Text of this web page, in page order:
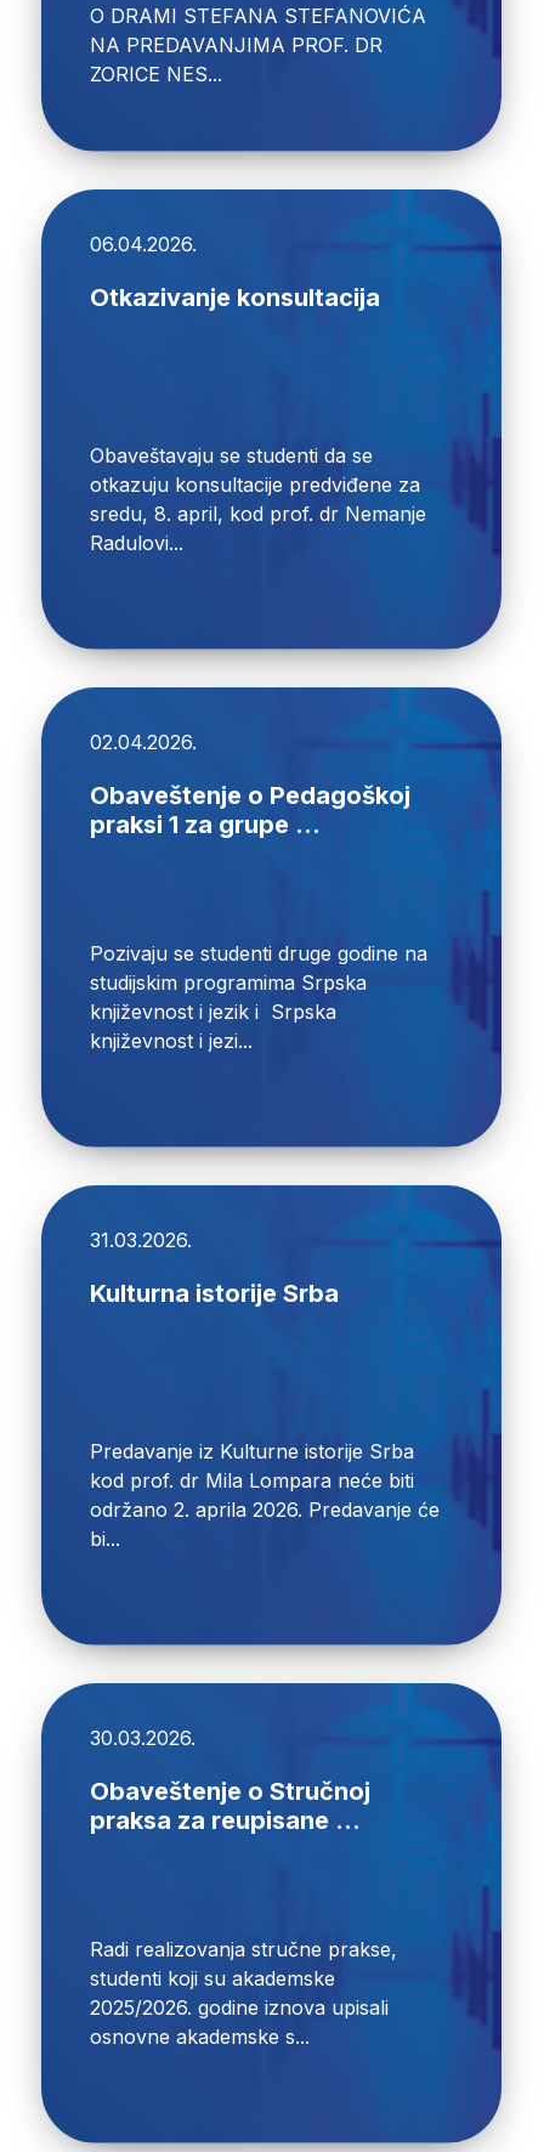
O DRAMI STEFANA STEFANOVIĆA
NA PREDAVANJIMA PROF. DR
ZORICE NES...
06.04.2026.
Otkazivanje konsultacija
Obaveštavaju se studenti da se
otkazuju konsultacije predviđene za
sredu, 8. april, kod prof. dr Nemanje
Radulovi...
02.04.2026.
Obaveštenje o Pedagoškoj
praksi 1 za grupe ...
Pozivaju se studenti druge godine na
studijskim programima Srpska
književnost i jezik i Srpska
književnost i jezi...
31.03.2026.
Kulturna istorije Srba
Predavanje iz Kulturne istorije Srba
kod prof. dr Mila Lompara neće biti
održano 2. aprila 2026. Predavanje će
bi...
30.03.2026.
Obaveštenje o Stručnoj
praksa za reupisane ...
Radi realizovanja stručne prakse,
studenti koji su akademske
2025/2026. godine iznova upisali
osnovne akademske s...